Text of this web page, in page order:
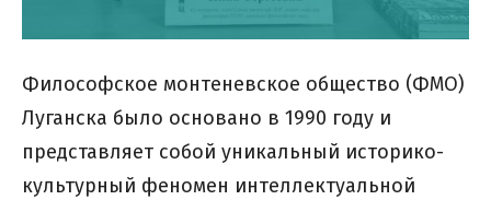
Философское монтеневское общество (ФМО)
Луганска было основано в 1990 году и
представляет собой уникальный историко-
культурный феномен интеллектуальной